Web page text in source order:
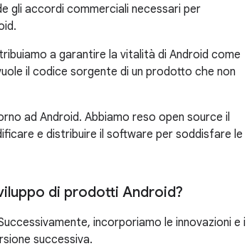
gli accordi commerciali necessari per
a garantire la vitalità di Android come
il codice sorgente di un prodotto che non
ad Android. Abbiamo reso open source il
e distribuire il software per soddisfare le
di prodotti Android?
incorporiamo le innovazioni e i
successiva.